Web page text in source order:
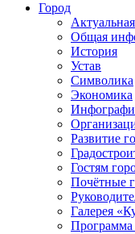
Город
Общая
История
Устав
Символика
Экономика
Развитие
Гостям
Почётные
Галерея